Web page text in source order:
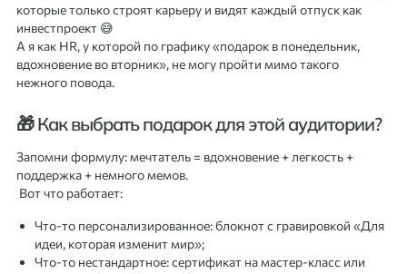
которые только строят карьеру и видят каждый отпуск как
инвестпроект 😅
А я как HR, у которой по графику «подарок в понедельник,
вдохновение во вторник», не могу пройти мимо такого
нежного повода.
🎁 Как выбрать подарок для этой аудитории?
Запомни формулу: мечтатель = вдохновение + легкость +
поддержка + немного мемов.
Вот что работает:
Что-то персонализированное: блокнот с гравировкой «Для
идеи, которая изменит мир»;
Что-то нестандартное: сертификат на мастер-класс или